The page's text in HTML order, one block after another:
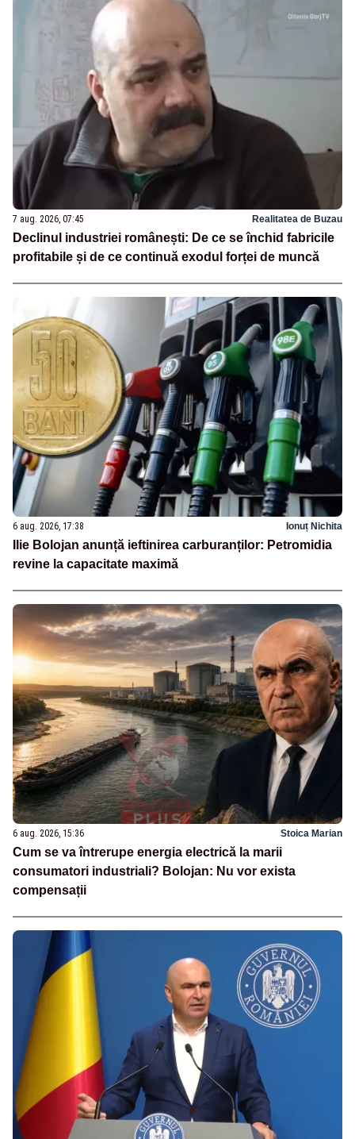
7 aug. 2026, 07:45 Realitatea de Buzau
Declinul industriei românești: De ce se închid fabricile
profitabile și de ce continuă exodul forței de muncă
6 aug. 2026, 17:38 Ionuț Nichita
Ilie Bolojan anunță ieftinirea carburanților: Petromidia
revine la capacitate maximă
6 aug. 2026, 15:36 Stoica Marian
Cum se va întrerupe energia electrică la marii
consumatori industriali? Bolojan: Nu vor exista
compensații